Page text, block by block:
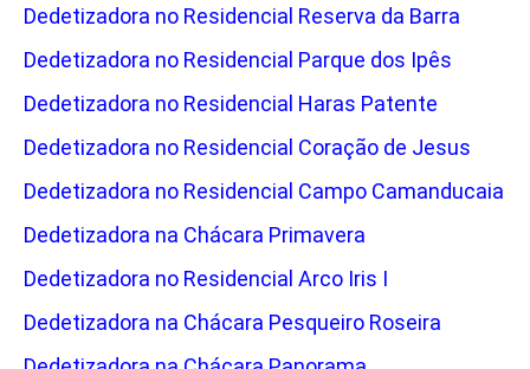
Dedetizadora no Residencial Reserva da Barra
Dedetizadora no Residencial Parque dos Ipês
Dedetizadora no Residencial Haras Patente
Dedetizadora no Residencial Coração de Jesus
Dedetizadora no Residencial Campo Camanducaia
Dedetizadora na Chácara Primavera
Dedetizadora no Residencial Arco Iris I
Dedetizadora na Chácara Pesqueiro Roseira